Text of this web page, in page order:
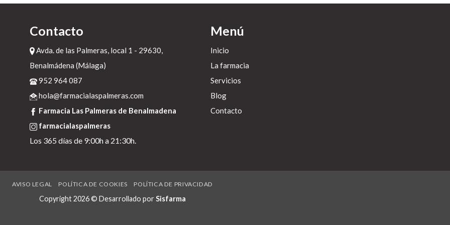
Contacto
Avda. de las Palmeras, local 1 - 29630,
Benalmádena (Málaga)
952 964 087
hola@farmacialaspalmeras.com
Farmacia Las Palmeras de Benalmadena
farmacialaspalmeras
Los 365 días de 9:00h a 21:30h.
Menú
Inicio
La farmacia
Servicios
Blog
Contacto
AVISO LEGAL POLÍTICA DE COOKIES POLÍTICA DE PRIVACIDAD
Copyright 2026 © Desarrollado por Sisfarma